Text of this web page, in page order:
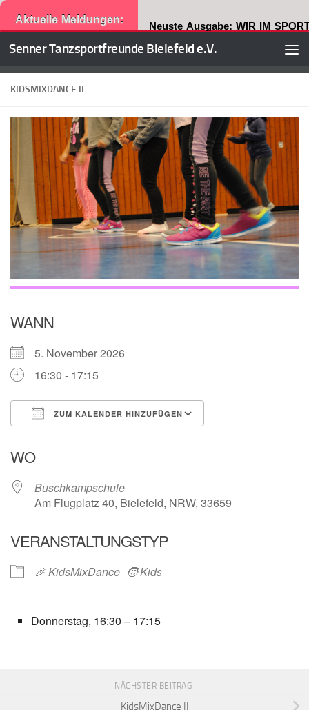
Aktuelle Meldungen: Neuste Ausgabe: WIR IM SPORT
Zum Inhalt springen
Senner Tanzsportfreunde Bielefeld e.V.
KIDSMIXDANCE II
WANN
5. November 2026
16:30 - 17:15
ZUM KALENDER HINZUFÜGEN
WO
Buschkampschule
Am Flugplatz 40, Bielefeld, NRW, 33659
VERANSTALTUNGSTYP
🎉 KidsMixDance 🧒 Kids
Donnerstag, 16:30 – 17:15
NÄCHSTER BEITRAG
KidsMixDance II